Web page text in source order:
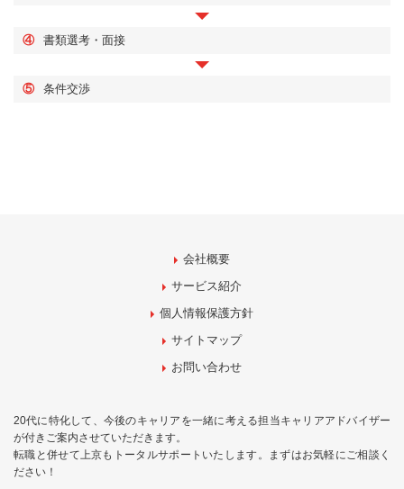
④ 書類選考・面接
⑤ 条件交渉
会社概要
サービス紹介
個人情報保護方針
サイトマップ
お問い合わせ
20代に特化して、今後のキャリアを一緒に考える担当キャリアアドバイザー
が付きご案内させていただきます。
転職と併せて上京もトータルサポートいたします。まずはお気軽にご相談く
ださい！